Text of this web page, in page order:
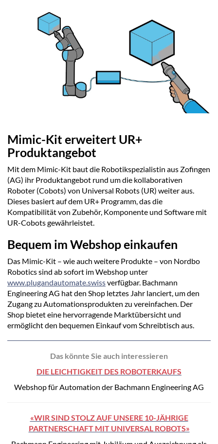
Mimic-Kit erweitert UR+
Produktangebot
Mit dem Mimic-Kit baut die Robotikspezialistin aus Zofingen
(AG) ihr Produktangebot rund um die kollaborativen
Roboter (Cobots) von Universal Robots (UR) weiter aus.
Dieses basiert auf dem UR+ Programm, das die
Kompatibilität von Zubehör, Komponente und Software mit
UR-Cobots gewährleistet.
Bequem im Webshop einkaufen
Das Mimic-Kit – wie auch weitere Produkte – von Nordbo
Robotics sind ab sofort im Webshop unter
www.plugandautomate.swissverfügbar. Bachmann
Engineering AG hat den Shop letztes Jahr lanciert, um den
Zugang zu Automationsprodukten zu vereinfachen. Der
Shop bietet eine hervorragende Marktübersicht und
ermöglicht den bequemen Einkauf vom Schreibtisch aus.
Das könnte Sie auch interessieren
DIE LEICHTIGKEIT DES ROBOTERKAUFS
Webshop für Automation der Bachmann Engineering AG
«WIR SIND STOLZ AUF UNSERE 10-JÄHRIGE
PARTNERSCHAFT MIT UNIVERSAL ROBOTS»